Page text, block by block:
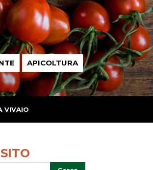
APICOLTURA
VIVAIO